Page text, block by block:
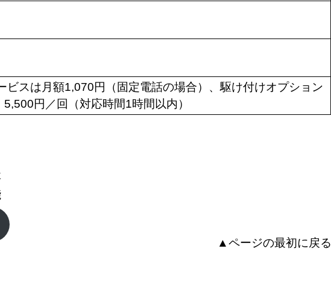
ビスは月額1,070円（固定電話の場合）、駆け付けオプション
円／回（対応時間1時間以内）
▲ページの最初に戻る